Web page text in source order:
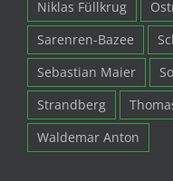
Niklas Füllkrug
Sarenren-Bazee
Sebastian Maier
Strandberg
Waldemar Anton